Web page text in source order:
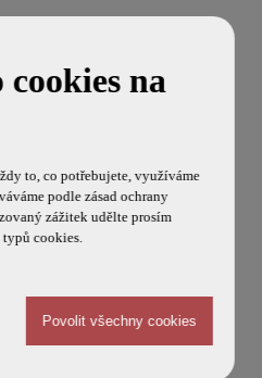
na
to, co potřebujete, využíváme
podle zásad ochrany
zážitek udělte prosím
cookies.